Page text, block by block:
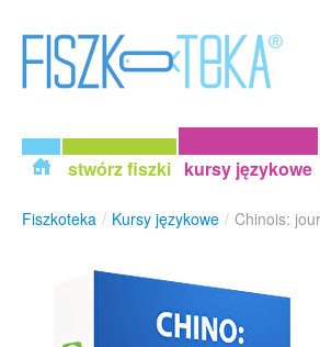
stwórz fiszki kursy językowe
Fiszkoteka / Kursy językowe / Chinois: